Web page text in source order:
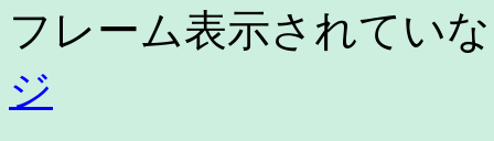
フレーム表示されてい
ジ